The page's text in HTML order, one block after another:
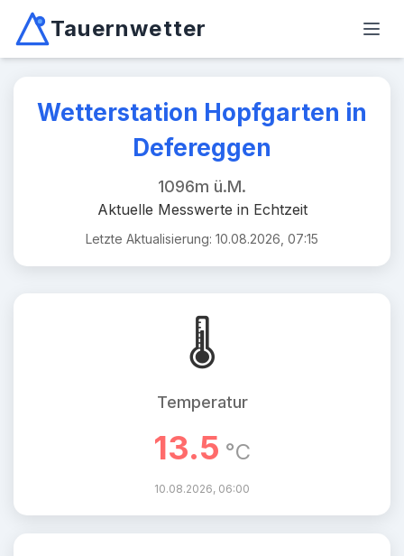
Tauernwetter
Unabhängiger Wetterdienst für Kärnten, Osttirol &
Wetterstation Hopfgarten in
Defereggen
1096m ü.M.
Aktuelle Messwerte in Echtzeit
Letzte Aktualisierung: 10.08.2026, 07:15
🌡️
Temperatur
13.5 °C
10.08.2026, 06:00